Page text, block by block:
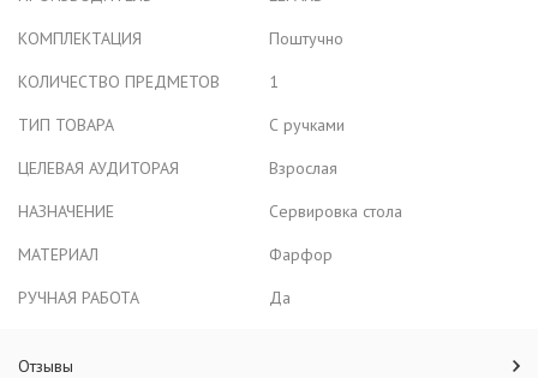
КОМПЛЕКТАЦИЯ
Поштучно
КОЛИЧЕСТВО ПРЕДМЕТОВ
1
ТИП ТОВАРА
С ручками
ЦЕЛЕВАЯ АУДИТОРАЯ
Взрослая
НАЗНАЧЕНИЕ
Сервировка стола
МАТЕРИАЛ
Фарфор
РУЧНАЯ РАБОТА
Да
Отзывы